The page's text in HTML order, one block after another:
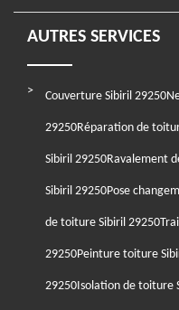
AUTRES SERVICES
Couverture Sibiril 29250
29250Réparation de
Sibiril 29250Ravalement
Sibiril 29250Pose
de toiture Sibiril 29250
29250Peinture toiture
29250Isolation de toiture